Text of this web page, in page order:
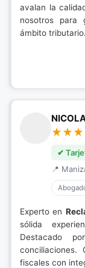
avalan la
nosotros para
ámbito tributario.
✔
📍
Experto en
sólida
Destacado
conciliaciones.
fiscales con